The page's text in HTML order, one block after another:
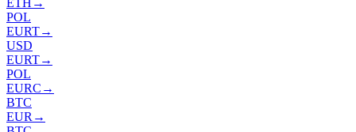
ETH →
POL
EURT→
USD
EURT→
POL
EURC →
BTC
EUR →